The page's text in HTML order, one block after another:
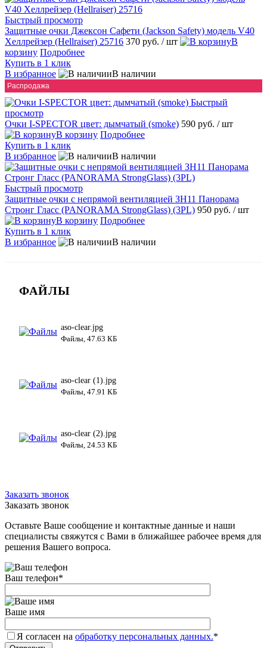
Быстрый просмотр
Защитные очки Джексон Сафети (Jackson Safety) модель V40
Хеллрейзер (Hellraiser) 25716 370 руб. / шт
В
корзину Подробнее
Купить в 1 клик
В избранное
В наличии
Распродажа
Быстрый
просмотр
Очки I-SPECTOR цвет: дымчатый (smoke) 590 руб. / шт
В корзину Подробнее
Купить в 1 клик
В избранное
В наличии
Быстрый просмотр
Защитные очки с непрямой вентиляцией ЗН11 Панорама
Стронг Гласс (PANORAMA StrongGlass) (3PL) 950 руб. / шт
В корзину Подробнее
Купить в 1 клик
В избранное
В наличии
ФАЙЛЫ
aso-clear.jpg
Файлы, 47.63 КБ
aso-clear (1).jpg
Файлы, 47.91 КБ
aso-clear (2).jpg
Файлы, 24.53 КБ
Заказать звонок
Заказать звонок
Оставьте Ваше сообщение и контактные данные и наши
специалисты свяжутся с Вами в ближайшее рабочее время для
решения Вашего вопроса.
Ваш телефон*
Ваше имя
Я согласен на обработку персональных данных.*